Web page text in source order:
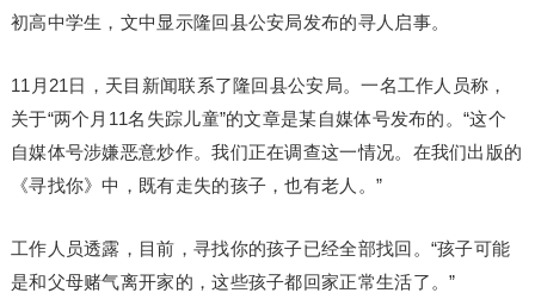
初高中学生，文中显示隆回县公安局发布的寻人启事。
11月21日，天目新闻联系了隆回县公安局。一名工作人员称，
关于“两个月11名失踪儿童”的文章是某自媒体号发布的。“这个
自媒体号涉嫌恶意炒作。我们正在调查这一情况。在我们出版的
《寻找你》中，既有走失的孩子，也有老人。”
工作人员透露，目前，寻找你的孩子已经全部找回。“孩子可能
是和父母赌气离开家的，这些孩子都回家正常生活了。”